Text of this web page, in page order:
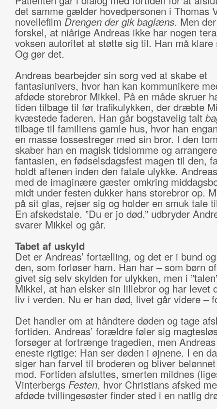
det samme gælder hovedpersonen i Thomas
novellefilm Drengen der gik baglæns. Men
forskel, at niårige Andreas ikke har nogen
voksen autoritet at støtte sig til. Han må klare
Og gør det.
Andreas bearbejder sin sorg ved at skabe et
fantasiunivers, hvor han kan kommunikere
afdøde storebror Mikkel. På en måde skruer
tiden tilbage til før trafikulykken, der dræbte
kvæstede faderen. Han går bogstavelig talt
tilbage til familiens gamle hus, hvor han
en masse tossestreger med sin bror. I den
skaber han en magisk tidslomme og
fantasien, en fødselsdagsfest magen til den,
holdt aftenen inden den fatale ulykke.
med de imaginære gæster omkring
midt under festen dukker hans storebror op.
på sit glas, rejser sig og holder en smuk tale
En afskedstale. ”Du er jo død,” udbryder
svarer Mikkel og går.
Tabet af uskyld
Det er Andreas’ fortælling, og det er i bund
den, som forløser ham. Han har – som børn
givet sig selv skylden for ulykken, men i
Mikkel, at han elsker sin lillebror og har levet
liv i verden. Nu er han død, livet går videre –
Det handler om at håndtere døden og tage
fortiden. Andreas’ forældre føler sig
forsøger at fortrænge tragedien, men
eneste rigtige: Han ser døden i øjnene. I en
siger han farvel til broderen og bliver
mod. Fortiden afsluttes, smerten mildnes
Vinterbergs Festen, hvor Christians afsked
afdøde tvillingesøster finder sted i en natlig